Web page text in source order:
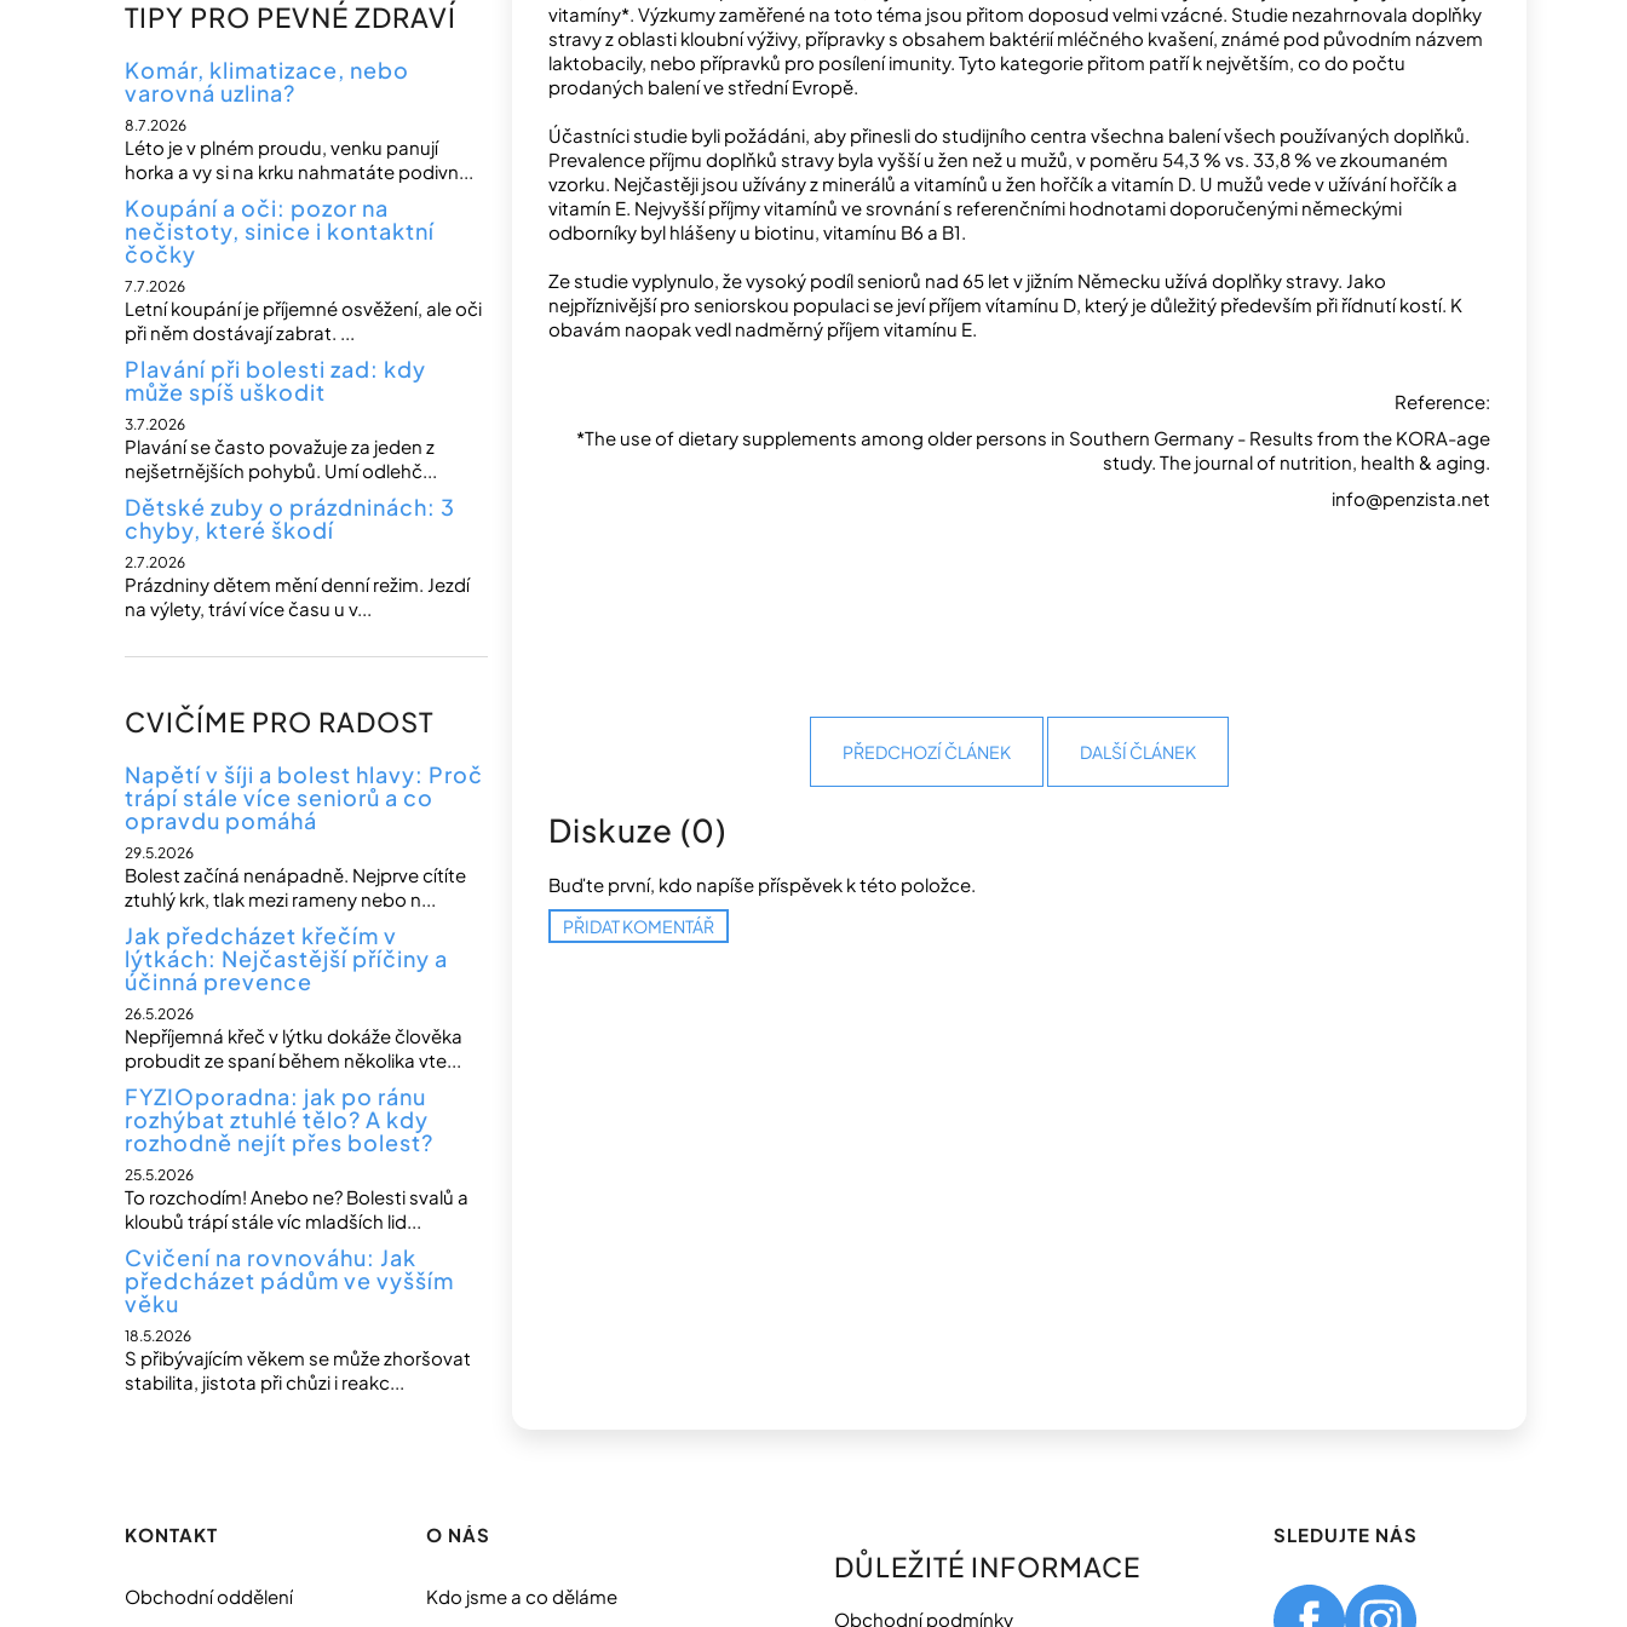
TIPY PRO PEVNÉ ZDRAVÍ
Komár, klimatizace, nebo
varovná uzlina?
8.7.2026
Léto je v plném proudu, venku panují
horka a vy si na krku nahmatáte podivn...
Koupání a oči: pozor na
nečistoty, sinice i kontaktní
čočky
7.7.2026
Letní koupání je příjemné osvěžení, ale oči
při něm dostávají zabrat. ...
Plavání při bolesti zad: kdy
může spíš uškodit
3.7.2026
Plavání se často považuje za jeden z
nejšetrnějších pohybů. Umí odlehč...
Dětské zuby o prázdninách: 3
chyby, které škodí
2.7.2026
Prázdniny dětem mění denní režim. Jezdí
na výlety, tráví více času u v...
CVIČÍME PRO RADOST
Napětí v šíji a bolest hlavy: Proč
trápí stále více seniorů a co
opravdu pomáhá
29.5.2026
Bolest začíná nenápadně. Nejprve cítíte
ztuhlý krk, tlak mezi rameny nebo n...
Jak předcházet křečím v
lýtkách: Nejčastější příčiny a
účinná prevence
26.5.2026
Nepříjemná křeč v lýtku dokáže člověka
probudit ze spaní během několika vte...
FYZIOporadna: jak po ránu
rozhýbat ztuhlé tělo? A kdy
rozhodně nejít přes bolest?
25.5.2026
To rozchodím! Anebo ne? Bolesti svalů a
kloubů trápí stále víc mladších lid...
Cvičení na rovnováhu: Jak
předcházet pádům ve vyšším
věku
18.5.2026
S přibývajícím věkem se může zhoršovat
stabilita, jistota při chůzi i reakc...
vitamíny*. Výzkumy zaměřené na toto téma jsou přitom doposud velmi vzácné. Studie nezahrnovala doplňky
stravy z oblasti kloubní výživy, přípravky s obsahem baktérií mléčného kvašení, známé pod původním názvem
laktobacily, nebo přípravků pro posílení imunity. Tyto kategorie přitom patří k největším, co do počtu
prodaných balení ve střední Evropě.
Účastníci studie byli požádáni, aby přinesli do studijního centra všechna balení všech používaných doplňků.
Prevalence příjmu doplňků stravy byla vyšší u žen než u mužů, v poměru 54,3 % vs. 33,8 % ve zkoumaném
vzorku. Nejčastěji jsou užívány z minerálů a vitamínů u žen hořčík a vitamín D. U mužů vede v užívání hořčík a
vitamín E. Nejvyšší příjmy vitamínů ve srovnání s referenčními hodnotami doporučenými německými
odborníky byl hlášeny u biotinu, vitamínu B6 a B1.
Ze studie vyplynulo, že vysoký podíl seniorů nad 65 let v jižním Německu užívá doplňky stravy. Jako
nejpříznivější pro seniorskou populaci se jeví příjem vítamínu D, který je důležitý především při řídnutí kostí. K
obavám naopak vedl nadměrný příjem vitamínu E.
Reference:
*The use of dietary supplements among older persons in Southern Germany - Results from the KORA-age
study. The journal of nutrition, health & aging.
info@penzista.net
PŘEDCHOZÍ ČLÁNEK DALŠÍ ČLÁNEK
Diskuze (0)
Buďte první, kdo napíše příspěvek k této položce.
PŘIDAT KOMENTÁŘ
KONTAKT
Obchodní oddělení
O NÁS
Kdo jsme a co děláme
DŮLEŽITÉ INFORMACE
Obchodní podmínky
SLEDUJTE NÁS